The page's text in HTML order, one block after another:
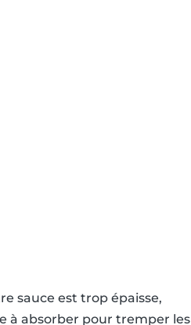
sauce est trop épaisse,
à absorber pour tremper les